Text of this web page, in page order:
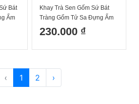
Bát
Ấm
Khay Trà Sen Gốm Sứ Bát
Tràng Gốm Tử Sa Đựng Ấm
Chén Uống Trà
230.000 ₫
‹ 1 2 ›